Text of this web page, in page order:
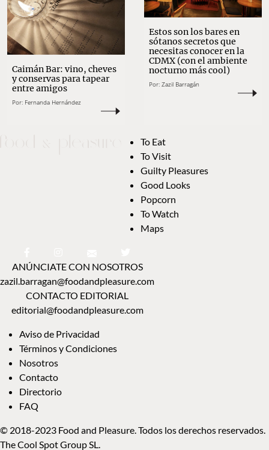
Caimán Bar: vino, cheves
y conservas para tapear
entre amigos
Por: Fernanda Hernández
Estos son los bares en
sótanos secretos que
necesitas conocer en la
CDMX (con el ambiente
nocturno más cool)
Por: Zazil Barragán
To Eat
To Visit
Guilty Pleasures
Good Looks
Popcorn
To Watch
Maps
ANÚNCIATE CON NOSOTROS
zazil.barragan@foodandpleasure.com
CONTACTO EDITORIAL
editorial@foodandpleasure.com
Aviso de Privacidad
Términos y Condiciones
Nosotros
Contacto
Directorio
FAQ
© 2018-2023 Food and Pleasure. Todos los derechos reservados.
The Cool Spot Group SL.